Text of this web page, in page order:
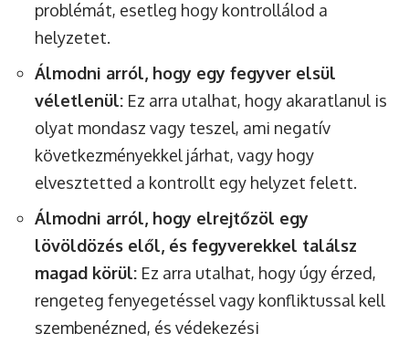
problémát, esetleg hogy kontrollálod a
helyzetet.
Álmodni arról, hogy egy fegyver elsül
véletlenül: Ez arra utalhat, hogy akaratlanul is
olyat mondasz vagy teszel, ami negatív
következményekkel járhat, vagy hogy
elvesztetted a kontrollt egy helyzet felett.
Álmodni arról, hogy elrejtőzöl egy
lövöldözés elől, és fegyverekkel találsz
magad körül: Ez arra utalhat, hogy úgy érzed,
rengeteg fenyegetéssel vagy konfliktussal kell
szembenézned, és védekezési